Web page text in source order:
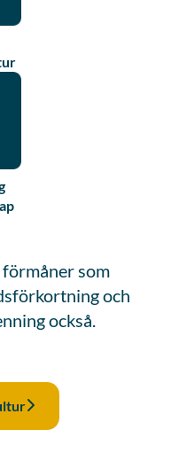
förmåner som
och
också.